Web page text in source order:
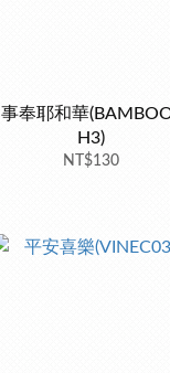
事奉耶和華
H3)
NT$130